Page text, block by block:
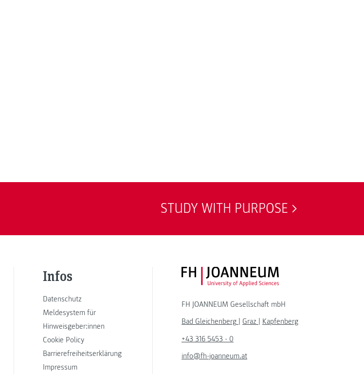
STUDY WITH PURPOSE
Infos
Datenschutz
Meldesystem für
Hinweisgeber:innen
Cookie Policy
Barrierefreiheitserklärung
Impressum
FH JOANNEUM Logo
FH JOANNEUM Gesellschaft mbH
Bad Gleichenberg
Graz
Kapfenberg
+43 316 5453 - 0
info@fh-joanneum.at